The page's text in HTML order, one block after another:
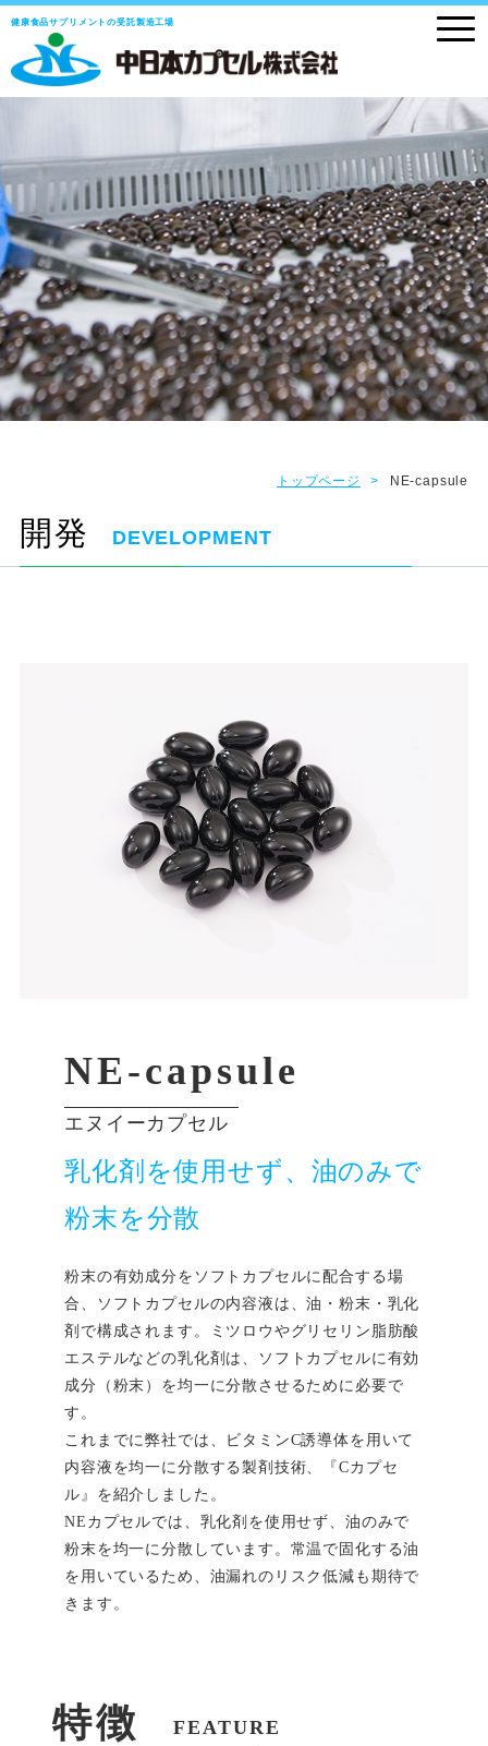
健康食品サプリメントの受託製造工場
トップページ NE-capsule
開発 DEVELOPMENT
NE-capsule
エヌイーカプセル
乳化剤を使用せず、油のみで
粉末を分散
粉末の有効成分をソフトカプセルに配合する場
合、ソフトカプセルの内容液は、油・粉末・乳化
剤で構成されます。ミツロウやグリセリン脂肪酸
エステルなどの乳化剤は、ソフトカプセルに有効
成分（粉末）を均一に分散させるために必要で
す。
これまでに弊社では、ビタミンC誘導体を用いて
内容液を均一に分散する製剤技術、『Cカプセ
ル』を紹介しました。
NEカプセルでは、乳化剤を使用せず、油のみで
粉末を均一に分散しています。常温で固化する油
を用いているため、油漏れのリスク低減も期待で
きます。
特徴 FEATURE